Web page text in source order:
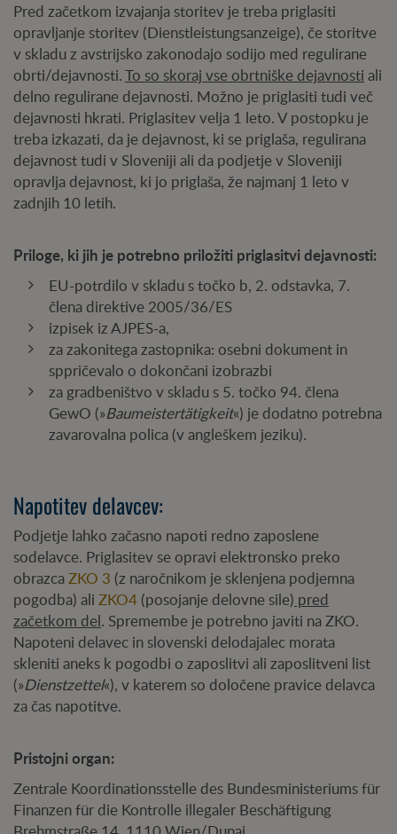
Pred začetkom izvajanja storitev je treba priglasiti
opravljanje storitev (Dienstleistungsanzeige), če storitve
v skladu z avstrijsko zakonodajo sodijo med regulirane
obrti/dejavnosti.To so skoraj vse obrtniške dejavnosti ali
delno regulirane dejavnosti. Možno je priglasiti tudi več
dejavnosti hkrati. Priglasitev velja 1 leto. V postopku je
treba izkazati, da je dejavnost, ki se priglaša, regulirana
dejavnost tudi v Sloveniji ali da podjetje v Sloveniji
opravlja dejavnost, ki jo priglaša, že najmanj 1 leto v
zadnjih 10 letih.
Priloge, ki jih je potrebno priložiti priglasitvi dejavnosti:
EU-potrdilo v skladu s točko b, 2. odstavka, 7.
člena direktive 2005/36/ES
izpisek iz AJPES-a,
za zakonitega zastopnika: osebni dokument in
sppričevalo o dokončani izobrazbi
za gradbeništvo v skladu s 5. točko 94. člena
GewO (»Baumeistertätigkeit«) je dodatno potrebna
zavarovalna polica (v angleškem jeziku).
Napotitev delavcev:
Podjetje lahko začasno napoti redno zaposlene
sodelavce. Priglasitev se opravi elektronsko preko
obrazcaZKO 3 (z naročnikom je sklenjena podjemna
pogodba) ali ZKO4 (posojanje delovne sile) pred
začetkom del. Spremembe je potrebno javiti na ZKO.
Napoteni delavec in slovenski delodajalec morata
skleniti aneks k pogodbi o zaposlitvi ali zaposlitveni list
(»Dienstzettel«), v katerem so določene pravice delavca
za čas napotitve.
Pristojni organ:
Zentrale Koordinationsstelle des Bundesministeriums für
Finanzen für die Kontrolle illegaler Beschäftigung